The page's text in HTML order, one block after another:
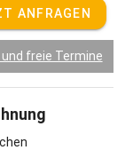
ANFRAGEN
und freie Termine